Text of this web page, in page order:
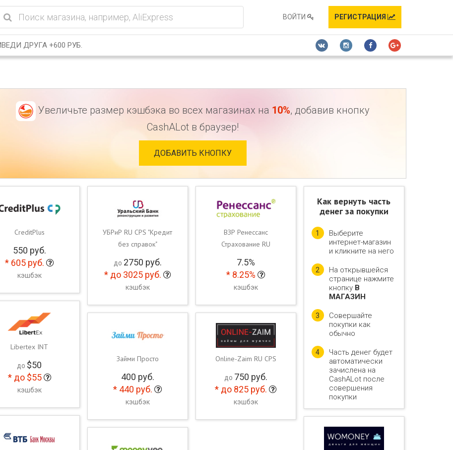
ВОЙТИ
РЕГИСТРАЦИЯ
ДРУГА +600 РУБ.
Увеличьте размер кэшбэка во всех магазинах на 10%, добавив кнопку
CashALot в браузер!
ДОБАВИТЬ КНОПКУ
CreditPlus
550 руб.
* 605 руб.
кэшбэк
УБРиР RU CPS "Кредит
без справок"
до 2750 руб.
* до 3025 руб.
кэшбэк
ВЗР Ренессанс
Страхование RU
7.5%
* 8.25%
кэшбэк
Как вернуть часть
денег за покупки
1
Выберите
интернет-магазин
и кликните на него
2
На открывшейся
странице нажмите
кнопку В
МАГАЗИН
3
Совершайте
покупки как
обычно
4
Часть денег будет
автоматически
зачислена на
CashALot после
совершения
покупки
Libertex INT
до $50
*до $55
кэшбэк
Займи Просто
400 руб.
* 440 руб.
кэшбэк
Online-Zaim RU CPS
до 750 руб.
* до 825 руб.
кэшбэк